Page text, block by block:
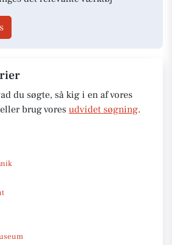
du søgte, så kig i en af vores
brug vores udvidet søgning.